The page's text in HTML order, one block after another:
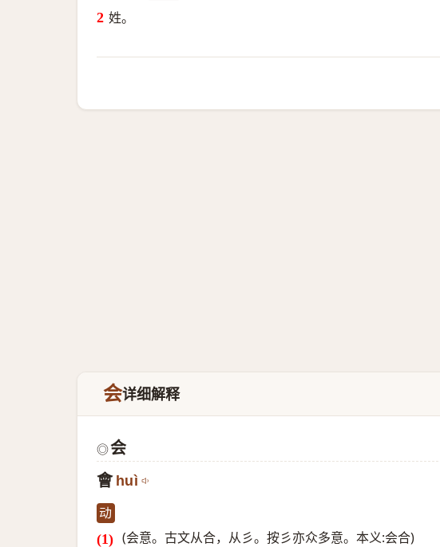
姓。
会详细解释
◎会
會 huì
动
(会意。古文从合，从彡。按彡亦众多意。本义:会合)